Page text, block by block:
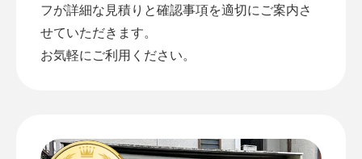
フが詳細な見積りと確認事項を適切にご案内さ
せていただきます。
お気軽にご利用ください。